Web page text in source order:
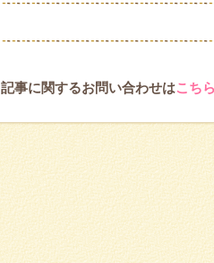
記事に関するお問い合わせはこち